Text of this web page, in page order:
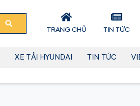
TRANG CHỦ TIN TỨC
XE TẢI HYUNDAI TIN TỨC